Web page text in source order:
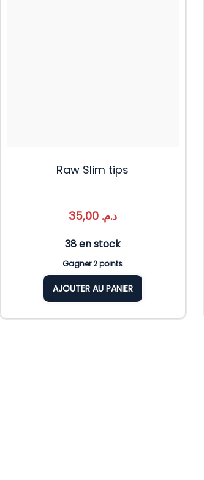
Raw Slim tips
د.م. 35,00
38 en stock
Gagner 2 points
AJOUTER AU PANIER